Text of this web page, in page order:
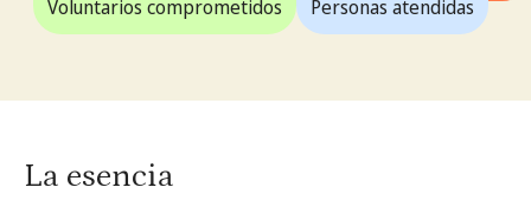
Voluntarios comprometidos Personas atendidas
La esencia